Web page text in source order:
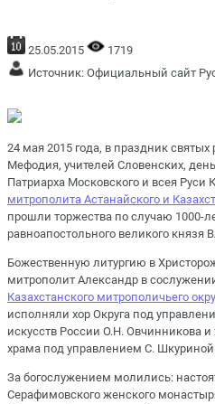
25.05.2015
1719
Источник: Официальный сайт
24 мая 2015 года, в праздник
Мефодия, учителей Словенских,
Патриарха Московского и всея
митрополита Астанайского и
прошли торжества по случаю 1000-
равноапостольного великого князя
Божественную литургию в
митрополит Александр в
Казахстанского митрополичьего
исполняли хор Округа под
искусств России О.Н. Овчинникова и
храма под управлением С. Шкуриной.
За богослужением молились:
Серафимовского женского